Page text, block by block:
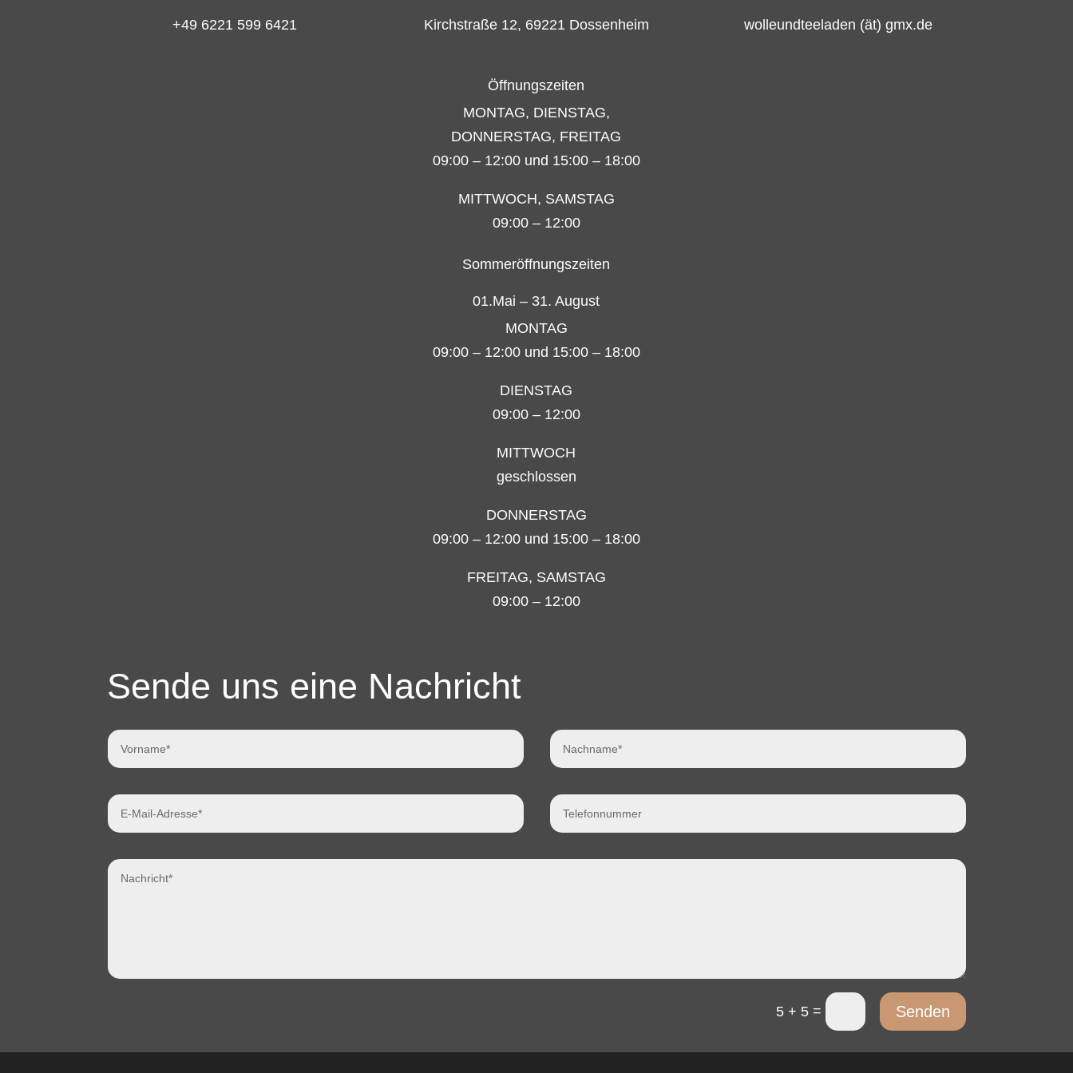
+49 6221 599 6421 Kirchstraße 12, 69221 Dossenheim
Öffnungszeiten
MONTAG, DIENSTAG,
DONNERSTAG, FREITAG
09:00 – 12:00 und 15:00 – 18:00
MITTWOCH, SAMSTAG
09:00 – 12:00
Sommeröffnungszeiten
01.Mai – 31. August
MONTAG
09:00 – 12:00 und 15:00 – 18:00
DIENSTAG
09:00 – 12:00
MITTWOCH
geschlossen
DONNERSTAG
09:00 – 12:00 und 15:00 – 18:00
FREITAG, SAMSTAG
09:00 – 12:00
wolleundteeladen (ät) gmx.de
Sende uns eine Nachricht
5 + 5= Senden